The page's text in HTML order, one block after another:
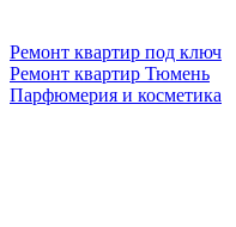
Ремонт квартир под ключ
Ремонт квартир Тюмень
Парфюмерия и косметика